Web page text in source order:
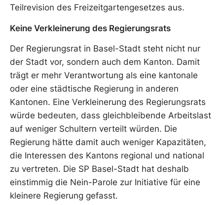
Teilrevision des Freizeitgartengesetzes aus.
Keine Verkleinerung des Regierungsrats
Der Regierungsrat in Basel-Stadt steht nicht nur
der Stadt vor, sondern auch dem Kanton. Damit
trägt er mehr Verantwortung als eine kantonale
oder eine städtische Regierung in anderen
Kantonen. Eine Verkleinerung des Regierungsrats
würde bedeuten, dass gleichbleibende Arbeitslast
auf weniger Schultern verteilt würden. Die
Regierung hätte damit auch weniger Kapazitäten,
die Interessen des Kantons regional und national
zu vertreten. Die SP Basel-Stadt hat deshalb
einstimmig die Nein-Parole zur Initiative für eine
kleinere Regierung gefasst.